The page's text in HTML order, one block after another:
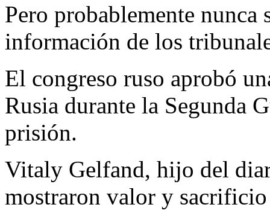
Pero probablemente
información de los
El congreso ruso aprobó
Rusia durante la Segunda
prisión.
Vitaly Gelfand, hijo del
mostraron valor y sacrificio